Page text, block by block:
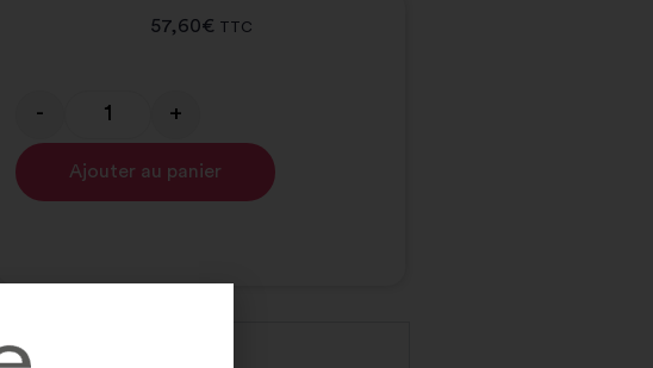
57,60€ TTC
- +
Ajouter au panier